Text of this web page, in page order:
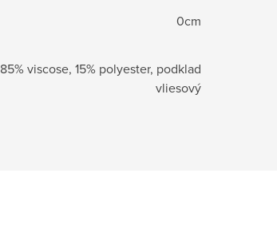
0cm
85% viscose, 15% polyester, podklad
vliesový